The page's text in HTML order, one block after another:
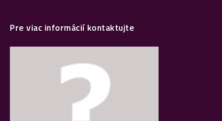
Pre viac informácií kontaktujte